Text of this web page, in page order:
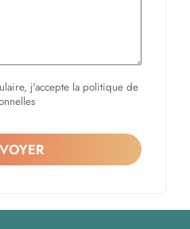
j'accepte la politique de